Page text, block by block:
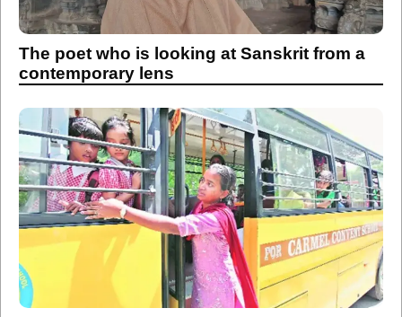
The poet who is looking at Sanskrit from a
contemporary lens